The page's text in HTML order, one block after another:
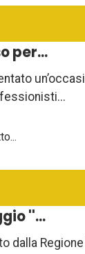
per...
''...
dalla